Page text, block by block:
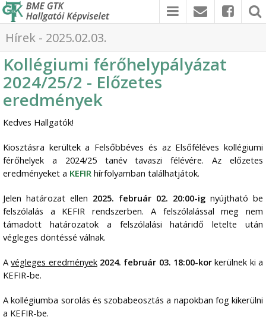
Hírek - 2025.02.03.
Kollégiumi férőhelypályázat
2024/25/2 - Előzetes
eredmények
Kedves Hallgatók!
Kiosztásra kerültek a Felsőbbéves és az Elsőféléves kollégiumi
férőhelyek a 2024/25 tanév tavaszi félévére. Az előzetes
eredményeket a KEFIR hírfolyamban találhatjátok.
Jelen határozat ellen 2025. február 02. 20:00-ig nyújtható be
felszólalás a KEFIR rendszerben. A felszólalással meg nem
támadott határozatok a felszólalási határidő letelte után
végleges döntéssé válnak.
Avégleges eredmények 2024. február 03. 18:00-kor kerülnek ki a
KEFIR-be.
A kollégiumba sorolás és szobabeosztás a napokban fog kikerülni
a KEFIR-be.